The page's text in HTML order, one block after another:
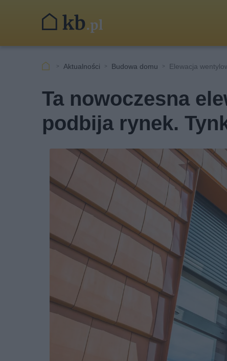
Aktualności Budowa domu Elewacja
Ta nowoczesna
podbija rynek.